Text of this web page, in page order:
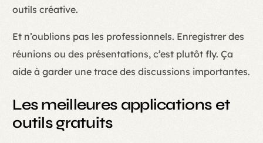
outils créative.
Et n’oublions pas les professionnels. Enregistrer des
réunions ou des présentations, c’est plutôt fly. Ça
aide à garder une trace des discussions importantes.
Les meilleures applications et
outils gratuits